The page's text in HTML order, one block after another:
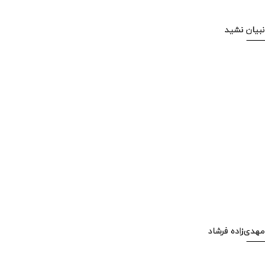
نبیان نشید
مهدی‌زاده فرشاد